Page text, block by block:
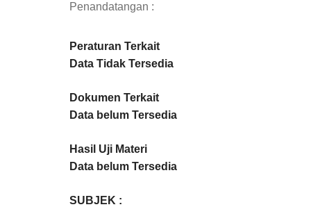
Penandatangan :
Peraturan Terkait
Data Tidak Tersedia
Dokumen Terkait
Data belum Tersedia
Hasil Uji Materi
Data belum Tersedia
SUBJEK :